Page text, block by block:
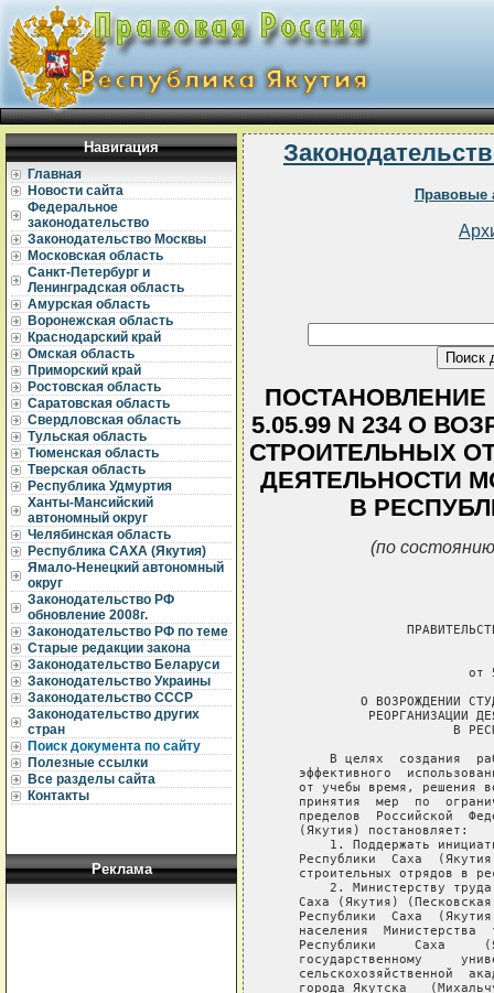
Навигация
Главная
Новости сайта
Федеральное
законодательство
Законодательство Москвы
Московская область
Санкт-Петербург и
Ленинградская область
Амурская область
Воронежская область
Краснодарский край
Омская область
Приморский край
Ростовская область
Саратовская область
Свердловская область
Тульская область
Тюменская область
Тверская область
Республика Удмуртия
Ханты-Мансийский
автономный округ
Челябинская область
Республика САХА (Якутия)
Ямало-Ненецкий автономный
округ
Законодательство РФ
обновление 2008г.
Законодательство РФ по теме
Старые редакции закона
Законодательство Беларуси
Законодательство Украины
Законодательство СССР
Законодательство других
стран
Поиск документа по сайту
Полезные ссылки
Все разделы сайта
Контакты
Реклама
Правовые
ПОСТАНОВЛЕНИЕ
5.05.99 N 234 О
СТРОИТЕЛЬНЫХ
ДЕЯТЕЛЬНОСТИ
В
(по
от
О ВОЗРОЖДЕНИИ
РЕОРГАНИЗАЦИИ
В
В целях  создания
эффективного
от учебы время, решения
принятия  мер  по
пределов  Российской
   (Якутия) постановляет:
1. Поддержать
Республики  Саха
строительных отрядов в
2. Министерству
Саха (Якутия)
Республики  Саха
населения  Министерства
Республики     Саха
государственному
сельскохозяйственной
города Якутска